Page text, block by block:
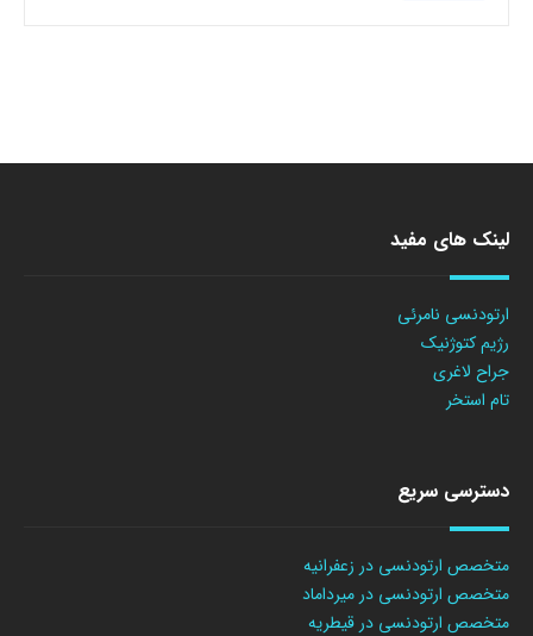
لینک های مفید
ارتودنسی نامرئی
رژیم کتوژنیک
جراح لاغری
تام استخر
دسترسی سریع
متخصص ارتودنسی در زعفرانیه
متخصص ارتودنسی در میرداماد
متخصص ارتودنسی در قیطریه